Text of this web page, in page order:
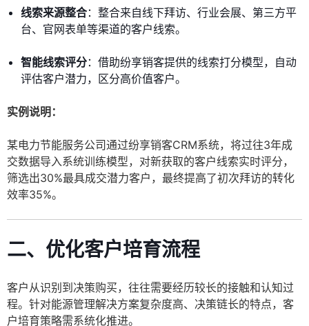
线索来源整合：整合来自线下拜访、行业会展、第三方平
台、官网表单等渠道的客户线索。
智能线索评分：借助纷享销客提供的线索打分模型，自动
评估客户潜力，区分高价值客户。
实例说明：
某电力节能服务公司通过纷享销客CRM系统，将过往3年成
交数据导入系统训练模型，对新获取的客户线索实时评分，
筛选出30%最具成交潜力客户，最终提高了初次拜访的转化
效率35%。
二、优化客户培育流程
客户从识别到决策购买，往往需要经历较长的接触和认知过
程。针对能源管理解决方案复杂度高、决策链长的特点，客
户培育策略需系统化推进。